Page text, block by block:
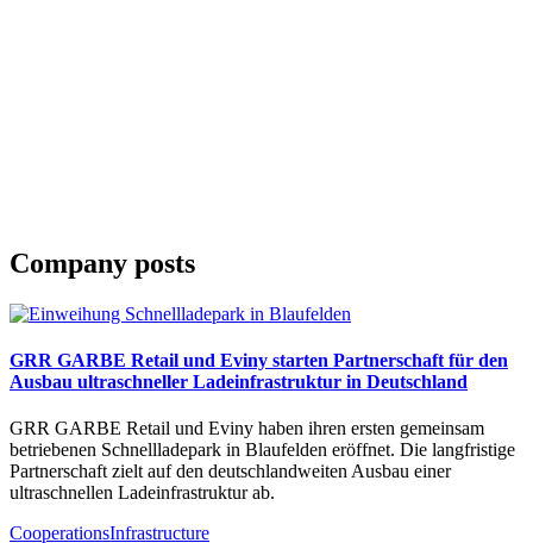
Company posts
GRR GARBE Retail und Eviny starten Partnerschaft für den
Ausbau ultraschneller Ladeinfrastruktur in Deutschland
GRR GARBE Retail und Eviny haben ihren ersten gemeinsam
betriebenen Schnellladepark in Blaufelden eröffnet. Die langfristige
Partnerschaft zielt auf den deutschlandweiten Ausbau einer
ultraschnellen Ladeinfrastruktur ab.
CooperationsInfrastructure